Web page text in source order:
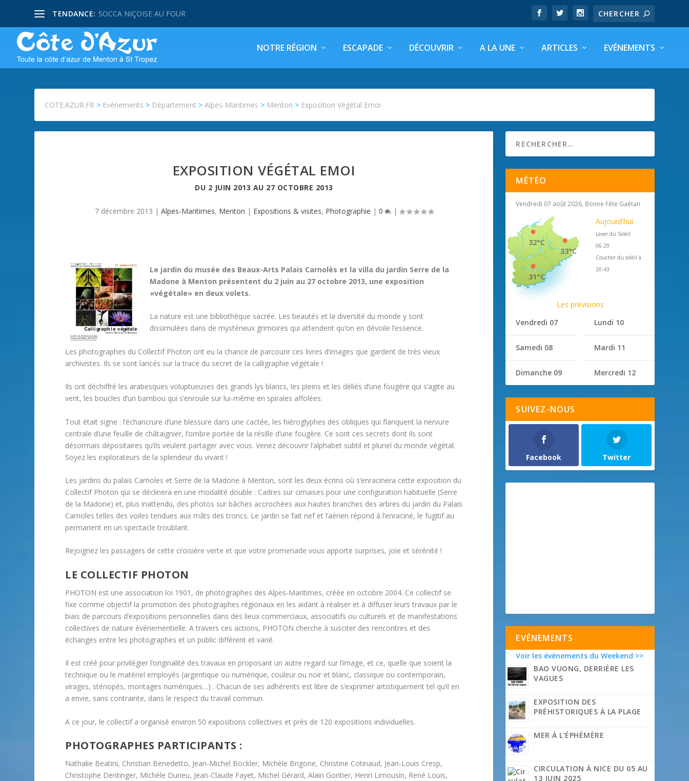
TENDANCE: SOCCA NIÇOISE AU FOUR
NOTRE RÉGION ESCAPADE DÉCOUVRIR A LA UNE ARTICLES EVÉNEMENTS
COTE.AZUR.FR > Evénements > Département >Alpes-Maritimes > Menton > Exposition Végétal Emoi
EXPOSITION VÉGÉTAL EMOI
DU 2 JUIN 2013 AU 27 OCTOBRE 2013
7 décembre 2013 | Alpes-Maritimes, Menton | Expositions & visites, Photographie | 0 |
Le jardin du musée des Beaux-Arts Palais Carnolès et la villa du jardin Serre de la
Madone à Menton présentent du 2 juin au 27 octobre 2013, une exposition
«végétale» en deux volets.
La nature est une bibliothèque sacrée. Les beautés et la diversité du monde y sont
dissimulées dans de mystérieux grimoires qui attendent qu’on en dévoile l’essence.
Les photographes du Collectif Photon ont eu la chance de parcourir ces livres d’images que gardent de très vieux
archivistes. Ils se sont lancés sur la trace du secret de la calligraphie végétale !
Ils ont déchiffré les arabesques voluptueuses des grands lys blancs, les pleins et les déliés d’une fougère qui s’agite au
vent, les boucles d’un bambou qui s’enroule sur lui-même en spirales affolées.
Tout était signe : l’échancrure d’une blessure dans une cactée, les hiéroglyphes des obliques qui flanquent la nervure
centrale d’une feuille de châtaignier, l’ombre portée de la résille d’une fougère. Ce sont ces secrets dont ils sont
désormais dépositaires qu’ils veulent partager avec vous. Venez découvrir l’alphabet subtil et pluriel du monde végétal.
Soyez les explorateurs de la splendeur du vivant !
Les jardins du palais Carnoles et Serre de la Madone à Menton, sont les deux écrins où s’enracinera cette exposition du
Collectif Photon qui se déclinera en une modalité double : Cadres sur cimaises pour une configuration habituelle (Serre
de la Madone) et, plus inattendu, des photos sur bâches accrochées aux hautes branches des arbres du jardin du Palais
Carnoles telles des voiles tendues aux mâts des troncs. Le jardin se fait nef et l’aérien répond à l’enraciné, le fugitif au
permanent en un spectacle troublant.
Rejoignez les passagers de cette croisière verte et que votre promenade vous apporte surprises, joie et sérénité !
LE COLLECTIF PHOTON
PHOTON est une association loi 1901, de photographes des Alpes-Maritimes, créée en octobre 2004. Ce collectif se
fixe comme objectif la promotion des photographes régionaux en les aidant à réaliser et à diffuser leurs travaux par le
biais de parcours d’expositions personnelles dans des lieux commerciaux, associatifs ou culturels et de manifestations
collectives de nature événementielle. A travers ces actions, PHOTON cherche à susciter des rencontres et des
échanges entre les photographes et un public différent et varié.
Il est créé pour privilégier l’originalité des travaux en proposant un autre regard sur l’image, et ce, quelle que soient la
technique ou le matériel employés (argentique ou numérique, couleur ou noir et blanc, classique ou contemporain,
virages, sténopés, montages numériques…) . Chacun de ses adhérents est libre de s’exprimer artistiquement tel qu’il en
a envie, sans contrainte, dans le respect du travail commun.
A ce jour, le collectif a organisé environ 50 expositions collectives et près de 120 expositions individuelles.
PHOTOGRAPHES PARTICIPANTS :
Nathalie Beatini, Christian Benedetto, Jean-Michel Bockler, Michèle Brigone, Christine Cotinaud, Jean-Louis Cresp,
Christophe Dentinger, Michèle Durieu, Jean-Claude Fayet, Michel Gérard, Alain Gontier, Henri Limousin, René Louis,
MÉTÉO
Vendredi 07 août 2026, Bonne Fête Gaétan
33°C
32°C
31°C
Aujourd'hui
Lever du Soleil
06:29
Coucher du soleil à
20:43
Les prévisions
Vendredi 07
Samedi 08
Dimanche 09
Lundi 10
Mardi 11
Mercredi 12
SUIVEZ-NOUS
Facebook Twitter
EVÉNEMENTS
Voir les événements du Weekend >>
BAO VUONG, DERRIÈRE LES
VAGUES
EXPOSITION DES
PRÉHISTORIQUES À LA PLAGE
MER À L’ÉPHÉMÈRE
CIRCULATION À NICE DU 05 AU
13 JUIN 2025